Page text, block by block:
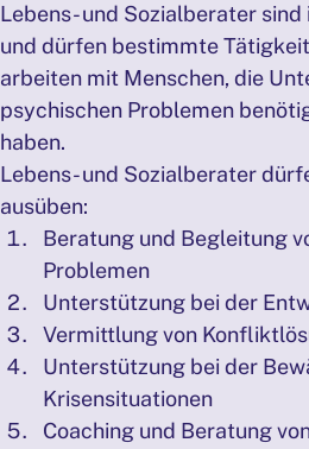
Lebens- und Sozialberater
und dürfen bestimmte
arbeiten mit Menschen, die
psychischen Problemen
haben.
Lebens- und Sozialberater
ausüben:
Beratung und Begleitung
Problemen
Unterstützung bei der
Vermittlung von
Unterstützung bei der
Krisensituationen
Coaching und Beratung